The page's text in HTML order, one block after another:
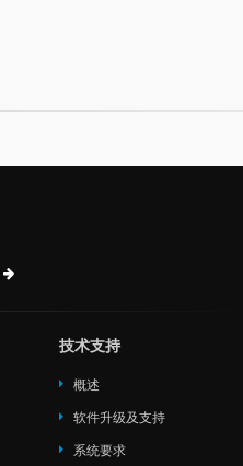
技术支持
概述
软件升级及支持
系统要求